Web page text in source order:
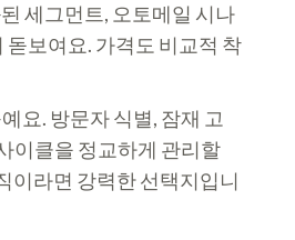
세그먼트, 오토메일 시나
돋보여요. 가격도 비교적 착
요. 방문자 식별, 잠재 고
이클을 정교하게 관리할
이라면 강력한 선택지입니